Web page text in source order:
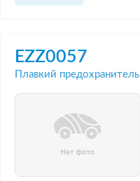
EZZ0057
Плавкий предохранитель